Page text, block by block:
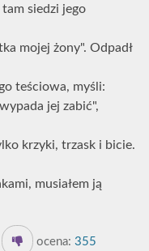
siedzi jego
mojej żony". Odpadł
teściowa, myśli:
jej zabić",
krzyki, trzask i bicie.
musiałem ją
ocena: 355